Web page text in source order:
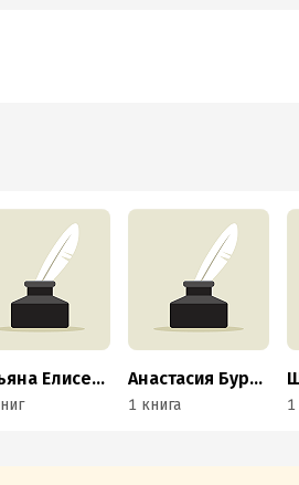
Татьяна Елисеева Анастасия Бурдюг
1 книга 1